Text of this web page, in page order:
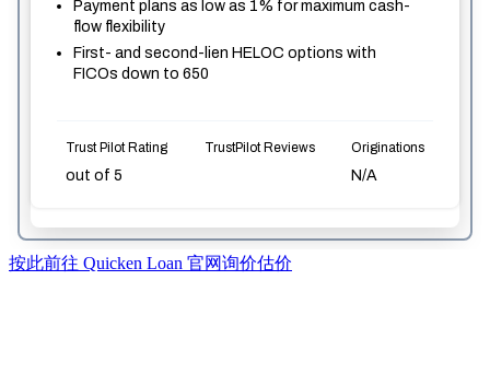
按此前往 Quicken Loan 官网询价估价